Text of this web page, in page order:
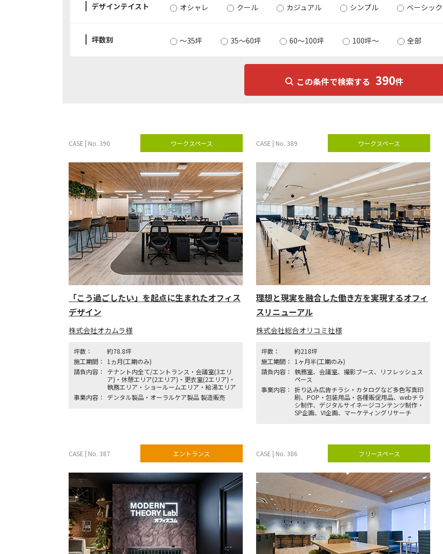
デザインテイスト オシャレ クール カジュアル シンプル ベーシック
坪数別 〜35坪 35～60坪 60～100坪 100坪～ 全部
この条件で検索する 390件
CASE | No. 390 ワークスペース
「こう過ごしたい」を起点に生まれたオフィス
デザイン
株式会社オカムラ様
坪数：
約78.8坪
施工期間：
1ヵ月(工期のみ)
請負内容：
テナント内全て/エントランス・会議室(3エリ
ア)・休憩エリア(2エリア)・更衣室(2エリア)・
執務エリア・ショールームエリア・給湯エリア
事業内容：
デンタル製品・オーラルケア製品 製造販売
CASE | No. 389 ワークスペース
理想と現実を融合した働き方を実現するオフィ
スリニューアル
株式会社総合オリコミ社様
坪数：
約218坪
施工期間：
1ヶ月半(工期のみ)
請負内容： 執務室、会議室、撮影ブース、リフレッシュス
ペース
事業内容： 折り込み広告チラシ・カタログなど多色写真印
刷、POP・包装用品・各種販促用品、webチラ
シ制作、デジタルサイネージコンテンツ制作・
SP企画、VI企画、マーケティングリサーチ
CASE | No. 387 エントランス CASE | No. 386 フリースペース